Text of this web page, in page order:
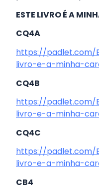
ESTE LIVRO É A
CQ4A
https://padlet.com/
livro-e-a-minha-
CQ4B
https://padlet.com/
livro-e-a-minha-
CQ4C
https://padlet.com/
livro-e-a-minha-
CB4